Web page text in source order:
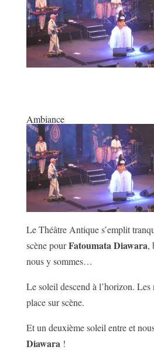
Ambiance
Le Théâtre Antique s’emplit
scène pourFatoumata Diawara,
nous y sommes…
Le soleil descend à l’horizon. Les
place sur scène.
Et un deuxième soleil entre et
Diawara !